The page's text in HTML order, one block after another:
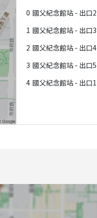
0 國父紀念館站 - 出口2
1 國父紀念館站 - 出口3
2 國父紀念館站 - 出口4
3 國父紀念館站 - 出口5
4 國父紀念館站 - 出口1